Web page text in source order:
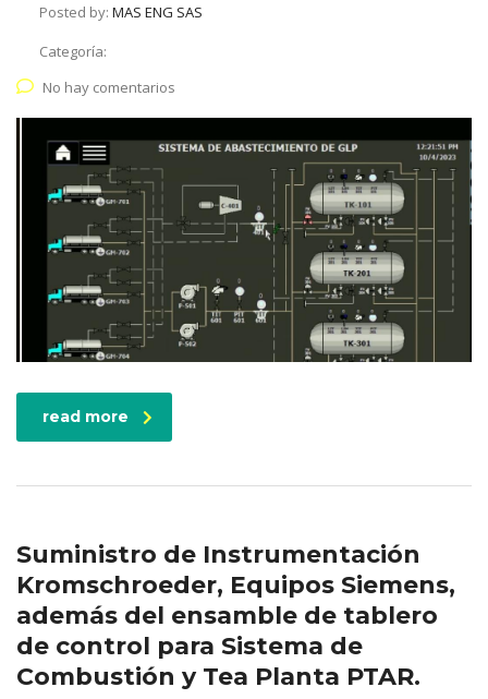
Posted by: MAS ENG SAS
Categoría:
No hay comentarios
read more
Suministro de Instrumentación
Kromschroeder, Equipos Siemens,
además del ensamble de tablero
de control para Sistema de
Combustión y Tea Planta PTAR.